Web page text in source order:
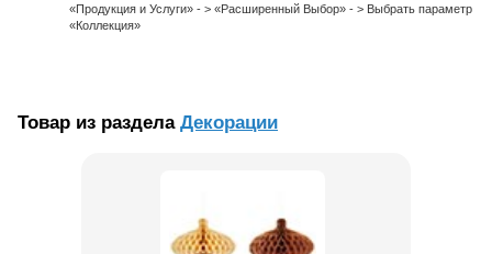
«Продукция и Услуги» - > «Расширенный Выбор» - > Выбрать параметр
«Коллекция»
Товар из раздела Декорации